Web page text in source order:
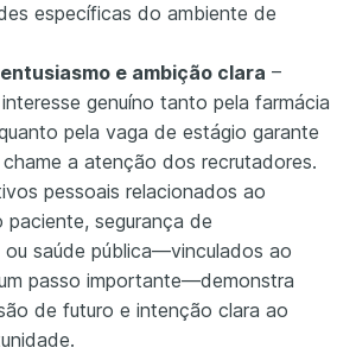
específicas do ambiente de
e ambição clara –
genuíno tanto pela farmácia
pela vaga de estágio garante
a atenção dos recrutadores.
pessoais relacionados ao
segurança de
ou saúde pública—vinculados ao
passo importante—demonstra
de futuro e intenção clara ao